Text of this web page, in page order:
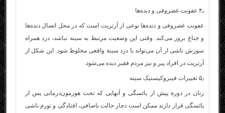
۴٫ عفونت غضروفی و دنده‌ها
عفونت غضروفی و دنده‌ها نوعی از آرتریت است که در محل اتصال دنده‌ها
و جناغ بروز می‌کند. وقتی این وضعیت مرتبط به سینه نباشد، درد همراه
سوزش ناشی از آن می‌تواند با درد سینة واقعی مخلوط شود. این شکل از
آرتریت در افراد پیر و نیز مردم فقیر دیده می‌شود.
۵٫ تغییرات فیبروکیستیک سینه
زنان در دورة پیش از یائسگی و آنهایی که تحت هورمون‌درمانی پس از
یائسگی قرار دارند ممکن است دچار حالت ناصافی، افتادگی و تورم ناشی